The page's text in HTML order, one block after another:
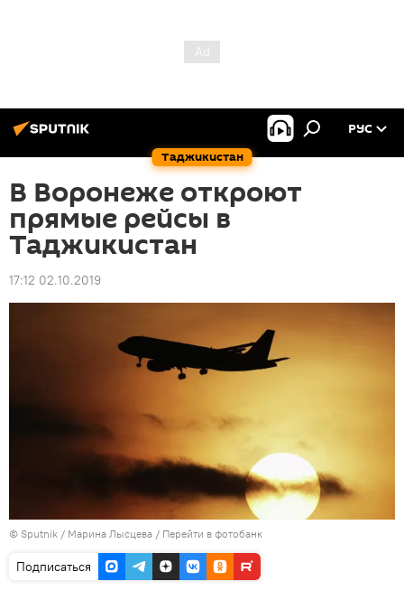
Таджикистан
РУС
В Воронеже откроют
прямые рейсы в
Таджикистан
17:12 02.10.2019
© Sputnik / Марина Лысцева / Перейти в фотобанк
Подписаться